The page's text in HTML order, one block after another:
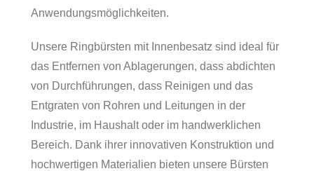
Anwendungsmöglichkeiten.
Unsere Ringbürsten mit Innenbesatz sind ideal für
das Entfernen von Ablagerungen, dass abdichten
von Durchführungen, dass Reinigen und das
Entgraten von Rohren und Leitungen in der
Industrie, im Haushalt oder im handwerklichen
Bereich. Dank ihrer innovativen Konstruktion und
hochwertigen Materialien bieten unsere Bürsten